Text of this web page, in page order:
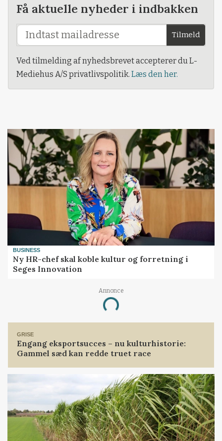
Få aktuelle nyheder i indbakken
Tilmeld
Ved tilmelding af nyhedsbrevet accepterer du L-
Mediehus A/S privatlivspolitik. Læs den her.
BUSINESS
Ny HR-chef skal koble kultur og forretning i
Seges Innovation
Annonce
Loading...
GRISE
Engang eksportsucces – nu kulturhistorie:
Gammel sæd kan redde truet race